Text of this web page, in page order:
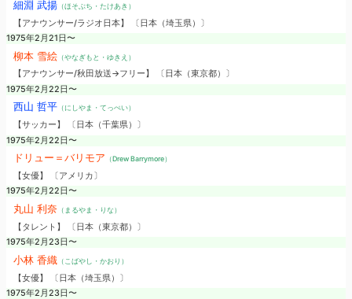
細淵 武揚（ほそぶち・たけあき）
【アナウンサー/ラジオ日本】 〔日本（埼玉県）〕
1975年2月21日〜
柳本 雪絵（やなぎもと・ゆきえ）
【アナウンサー/秋田放送→フリー】 〔日本（東京都）〕
1975年2月22日〜
西山 哲平（にしやま・てっぺい）
【サッカー】 〔日本（千葉県）〕
1975年2月22日〜
ドリュー＝バリモア （Drew Barrymore）
【女優】 〔アメリカ〕
1975年2月22日〜
丸山 利奈（まるやま・りな）
【タレント】 〔日本（東京都）〕
1975年2月23日〜
小林 香織（こばやし・かおり）
【女優】 〔日本（埼玉県）〕
1975年2月23日〜